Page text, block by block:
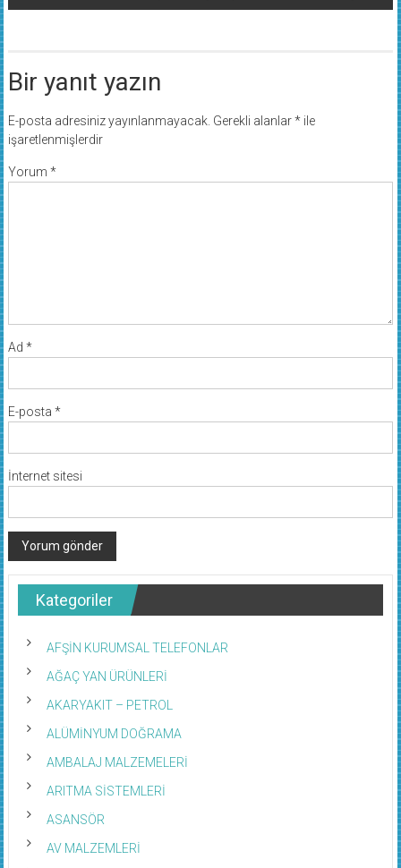
Bir yanıt yazın
E-posta adresiniz yayınlanmayacak. Gerekli alanlar*ile
işaretlenmişlerdir
Yorum *
Ad *
E-posta *
İnternet sitesi
Kategoriler
AFŞİN KURUMSAL TELEFONLAR
AĞAÇ YAN ÜRÜNLERİ
AKARYAKIT – PETROL
ALÜMİNYUM DOĞRAMA
AMBALAJ MALZEMELERİ
ARITMA SİSTEMLERİ
ASANSÖR
AV MALZEMLERİ